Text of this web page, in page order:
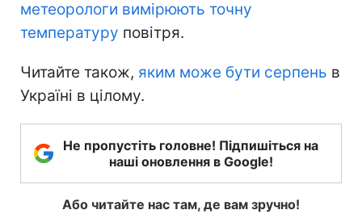
метеорологи вимірюють точну
температуру повітря.
Читайте також, яким може бути серпень в
Україні в цілому.
Не пропустіть головне! Підпишіться на
наші оновлення в Google!
Або читайте нас там, де вам зручно!